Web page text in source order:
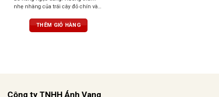
nhẹ nhàng của trái cây đỏ chín và
ngọt ngào khi thưởng thức.
THÊM GIỎ HÀNG
Công ty TNHH Ánh Vang